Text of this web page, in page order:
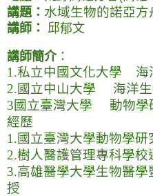
講題： 水域生物的諾亞方
講師： 邱郁文
講師簡介：
1.私立中國文化大學
海
2.國立中山大學
海洋
3國立臺灣大學
動物學
經歷
1.國立臺灣大學動物學研
2.樹人醫護管理專科學
3.高雄醫學大學生物醫學
授